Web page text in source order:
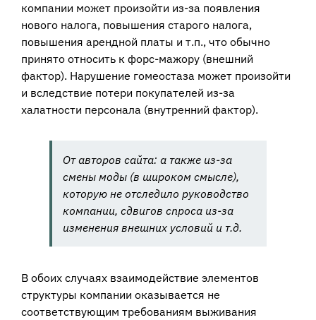
компании может произойти из-за появления
нового налога, повышения старого налога,
повышения арендной платы и т.п., что обычно
принято относить к форс-мажору (внешний
фактор). Нарушение гомеостаза может произойти
и вследствие потери покупателей из-за
халатности персонала (внутренний фактор).
От авторов сайта: а также из-за
смены моды (в широком смысле),
которую не отследило руководство
компании, сдвигов спроса из-за
изменения внешних условий и т.д.
В обоих случаях взаимодействие элементов
структуры компании оказывается не
соответствующим требованиям выживания